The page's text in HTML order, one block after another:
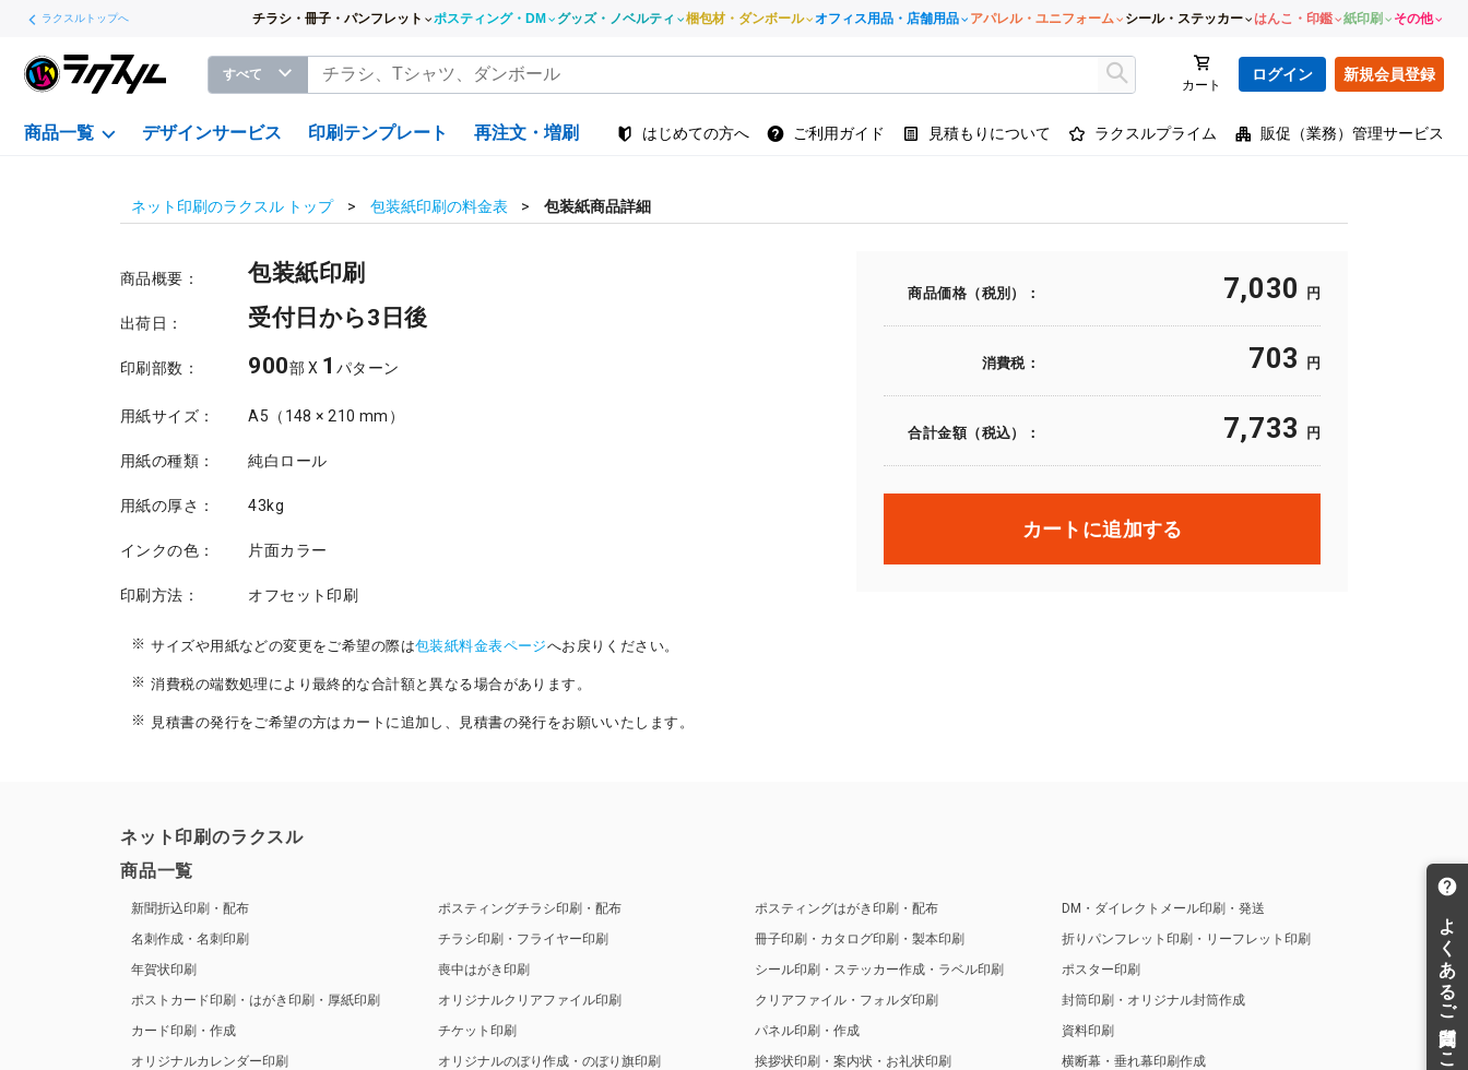
ラクスルトップへ チラシ・冊子・パンフレット ポスティング・DM グッズ・ノベルティ 梱包材・ダンボール オフィス用品・店舗用品 アパレル・ユニフォーム シール・ステッカー はんこ・印鑑 紙印刷 その他
すべて
カート
ログイン 新規会員登録
商品一覧 デザインサービス 印刷テンプレート 再注文・増刷 はじめての方へ ご利用ガイド 見積もりについて ラクスルプライム 販促（業務）管理サービス
ネット印刷のラクスル トップ 包装紙印刷の料金表 包装紙商品詳細
商品概要： 包装紙印刷
出荷日： 受付日から3日後
印刷部数： 900部 X 1 パターン
用紙サイズ： A5（148 × 210 mm）
用紙の種類： 純白ロール
用紙の厚さ： 43kg
インクの色： 片面カラー
印刷方法： オフセット印刷
サイズや用紙などの変更をご希望の際は包装紙料金表ページへお戻りください。
消費税の端数処理により最終的な合計額と異なる場合があります。
見積書の発行をご希望の方はカートに追加し、見積書の発行をお願いいたします。
商品価格（税別）： 7,030 円
消費税： 703 円
合計金額（税込）： 7,733 円
カートに追加する
ネット印刷のラクスル
商品一覧
新聞折込印刷・配布
名刺作成・名刺印刷
年賀状印刷
ポストカード印刷・はがき印刷・厚紙印刷
カード印刷・作成
オリジナルカレンダー印刷
ポスティングチラシ印刷・配布
チラシ印刷・フライヤー印刷
喪中はがき印刷
オリジナルクリアファイル印刷
チケット印刷
オリジナルのぼり作成・のぼり旗印刷
ポスティングはがき印刷・配布
冊子印刷・カタログ印刷・製本印刷
シール印刷・ステッカー作成・ラベル印刷
クリアファイル・フォルダ印刷
パネル印刷・作成
挨拶状印刷・案内状・お礼状印刷
DM・ダイレクトメール印刷・発送
折りパンフレット印刷・リーフレット印刷
ポスター印刷
封筒印刷・オリジナル封筒作成
資料印刷
横断幕・垂れ幕印刷作成